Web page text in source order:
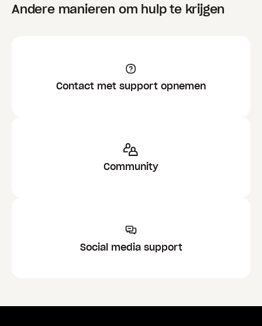
Andere manieren om hulp te krijgen
Contact met support opnemen
Community
Social media support